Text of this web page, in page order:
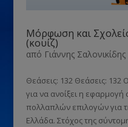
Μόρφωση και
(κουίζ)
από Γιάννης Σαλονικίδης
Θεάσεις: 132 Θεάσεις: 132
για να ανοίξει η
πολλαπλών επιλογών για
Ελλάδα. Στόχος της